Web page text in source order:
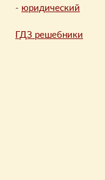
- юридический
ГДЗ решебники